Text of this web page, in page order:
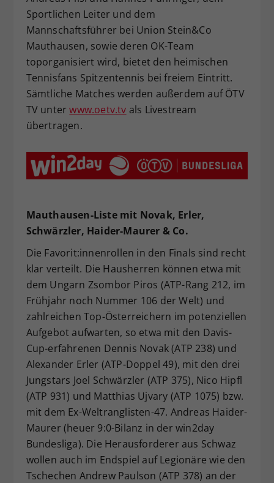
Sportlichen Leiter und dem
Mannschaftsführer bei Union Stein&Co
Mauthausen, sowie deren OK-Team
toporganisiert wird, bietet den heimischen
Tennisfans Spitzentennis bei freiem Eintritt.
Sämtliche Matches werden außerdem auf ÖTV
TV unterwww.oetv.tv als Livestream
übertragen.
Mauthausen-Liste mit Novak, Erler,
Schwärzler, Haider-Maurer & Co.
Die Favorit:innenrollen in den Finals sind recht
klar verteilt. Die Hausherren können etwa mit
dem Ungarn Zsombor Piros (ATP-Rang 212, im
Frühjahr noch Nummer 106 der Welt) und
zahlreichen Top-Österreichern im potenziellen
Aufgebot aufwarten, so etwa mit den Davis-
Cup-erfahrenen Dennis Novak (ATP 238) und
Alexander Erler (ATP-Doppel 49), mit den drei
Jungstars Joel Schwärzler (ATP 375), Nico Hipfl
(ATP 931) und Matthias Ujvary (ATP 1075) bzw.
mit dem Ex-Weltranglisten-47. Andreas Haider-
Maurer (heuer 9:0-Bilanz in der win2day
Bundesliga). Die Herausforderer aus Schwaz
wollen auch im Endspiel auf Legionäre wie den
Tschechen Andrew Paulson (ATP 378) an der